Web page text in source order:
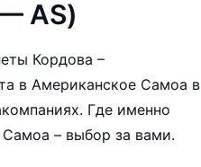
AS)
Кордова –
в Американское Самоа в
Где именно
– выбор за вами.